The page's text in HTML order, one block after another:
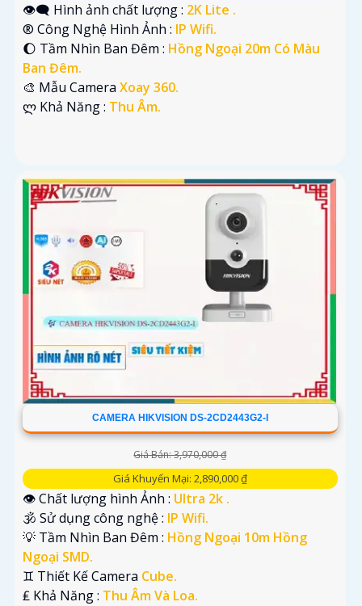
👁️‍🗨 Hình ảnh chất lượng : 2K Lite .
®️ Công Nghệ Hình Ảnh : IP Wifi.
🌔 Tầm Nhìn Ban Đêm : Hồng Ngoại 20m Có Màu
Ban Đêm.
🎨 Mẫu Camera Xoay 360.
️ლ Khả Năng : Thu Âm.
CAMERA HIKVISION DS-2CD2443G2-I
Giá Bán: 3,970,000 ₫
Giá Khuyến Mại: 2,890,000 ₫
👁 Chất lượng hình Ảnh : Ultra 2k .
🕉️ Sử dụng công nghệ : IP Wifi.
💡 Tầm Nhìn Ban Đêm : Hồng Ngoại 10m Hồng
Ngoại SMD.
♊ Thiết Kế Camera Cube.
️₤ Khả Năng : Thu Âm Và Loa.